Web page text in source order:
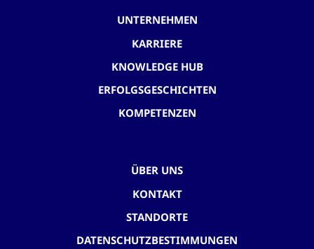
UNTERNEHMEN
KARRIERE
KNOWLEDGE HUB
ERFOLGSGESCHICHTEN
KOMPETENZEN
ÜBER UNS
KONTAKT
STANDORTE
DATENSCHUTZBESTIMMUNGEN